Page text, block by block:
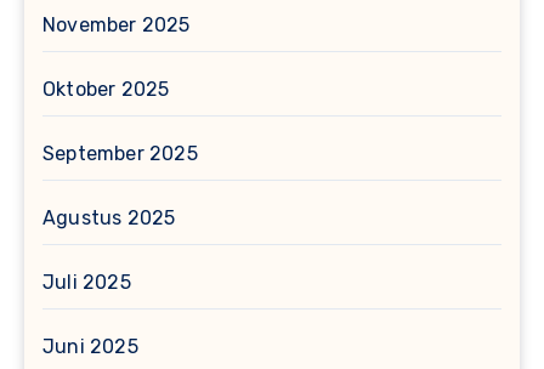
November 2025
Oktober 2025
September 2025
Agustus 2025
Juli 2025
Juni 2025